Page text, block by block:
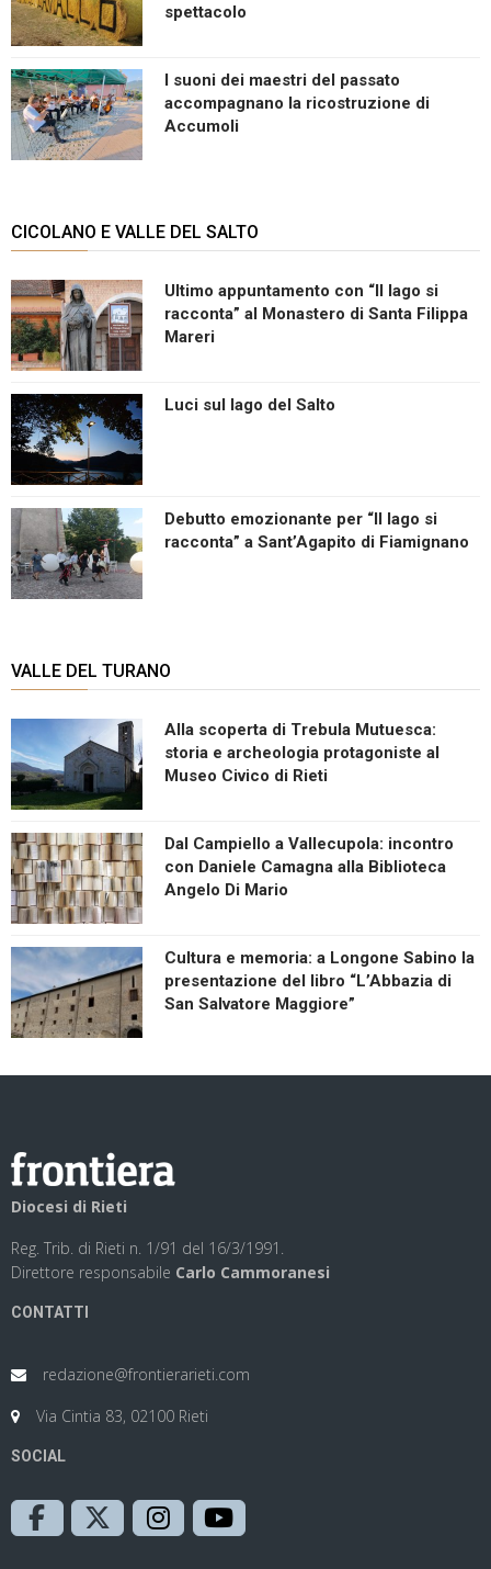
spettacolo
I suoni dei maestri del passato
accompagnano la ricostruzione di
Accumoli
CICOLANO E VALLE DEL SALTO
Ultimo appuntamento con “Il lago si
racconta” al Monastero di Santa Filippa
Mareri
Luci sul lago del Salto
Debutto emozionante per “Il lago si
racconta” a Sant’Agapito di Fiamignano
VALLE DEL TURANO
Alla scoperta di Trebula Mutuesca:
storia e archeologia protagoniste al
Museo Civico di Rieti
Dal Campiello a Vallecupola: incontro
con Daniele Camagna alla Biblioteca
Angelo Di Mario
Cultura e memoria: a Longone Sabino la
presentazione del libro “L’Abbazia di
San Salvatore Maggiore”
Diocesi di Rieti
Reg. Trib. di Rieti n. 1/91 del 16/3/1991.
Direttore responsabile Carlo Cammoranesi
CONTATTI
redazione@frontierarieti.com
Via Cintia 83, 02100 Rieti
SOCIAL